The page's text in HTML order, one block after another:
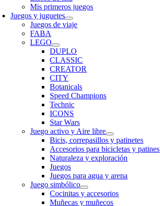
Mis primeros juegos
Juegos y juguetes
Juegos de viaje
FABA
LEGO
DUPLO
CLASSIC
CREATOR
CITY
Botanicals
Speed Champions
Technic
ICONS
Star Wars
Juego activo y Aire libre
Bicis, correpasillos y patinetes
Accesorios para bicicletas y patines
Naturaleza y exploración
Juegos
Juegos para agua y arena
Juego simbólico
Cocinitas y accesorios
Muñecas y muñecos